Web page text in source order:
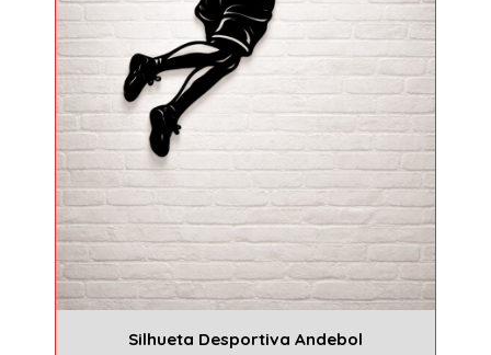
Silhueta Desportiva Andebol